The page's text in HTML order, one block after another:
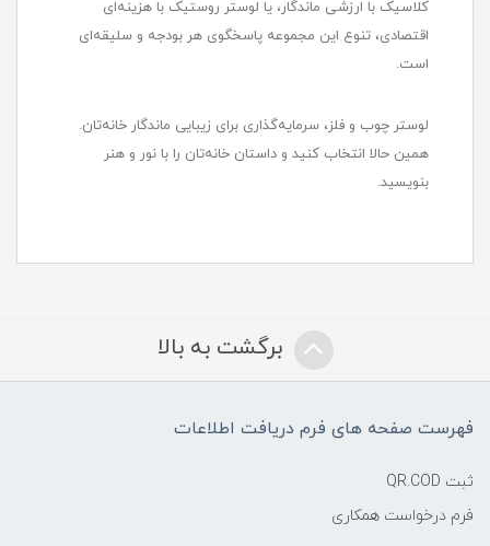
کلاسیک با ارزشی ماندگار، یا لوستر روستیک با هزینه‌ای
اقتصادی، تنوع این مجموعه پاسخگوی هر بودجه و سلیقه‌ای
است.
لوستر چوب و فلز، سرمایه‌گذاری برای زیبایی ماندگار خانه‌تان.
همین حالا انتخاب کنید و داستان خانه‌تان را با نور و هنر
بنویسید.
برگشت به بالا
فهرست صفحه های فرم دریافت اطلاعات
ثبت QR.COD
فرم درخواست همکاری